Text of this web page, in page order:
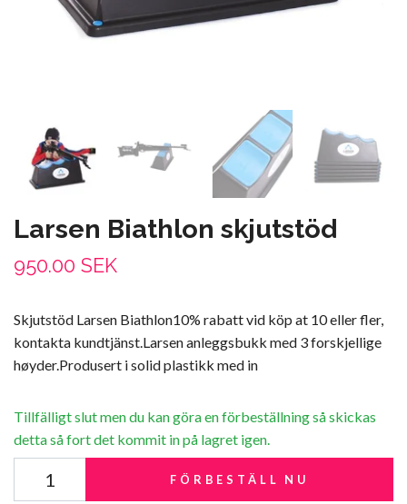
Larsen Biathlon skjutstöd
950.00 SEK
Skjutstöd Larsen Biathlon10% rabatt vid köp at 10 eller fler,
kontakta kundtjänst.Larsen anleggsbukk med 3 forskjellige
høyder.Produsert i solid plastikk med in
Tillfälligt slut men du kan göra en förbeställning så skickas
detta så fort det kommit in på lagret igen.
FÖRBESTÄLL NU